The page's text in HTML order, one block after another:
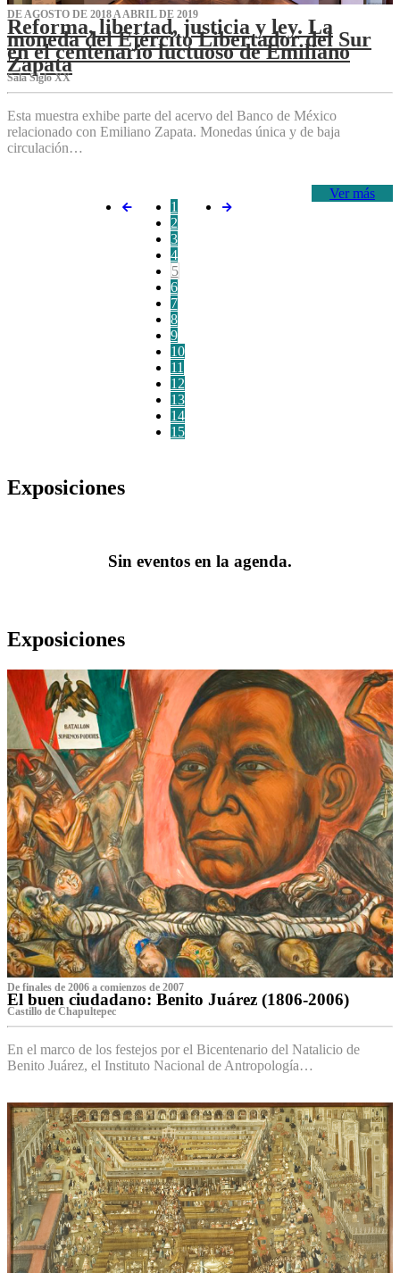
DE AGOSTO DE 2018 A ABRIL DE 2019
Reforma, libertad, justicia y ley. La
moneda del Ejército Libertador del Sur
en el centenario luctuoso de Emiliano
Zapata
Sala Siglo XX
Esta muestra exhibe parte del acervo del Banco de México
relacionado con Emiliano Zapata. Monedas única y de baja
circulación…
Ver más
1
2
3
4
5
6
7
8
9
10
11
12
13
14
15
Exposiciones
Sin eventos en la agenda.
Exposiciones
De finales de 2006 a comienzos de 2007
El buen ciudadano: Benito Juárez (1806-2006)
Castillo de Chapultepec
En el marco de los festejos por el Bicentenario del Natalicio de
Benito Juárez, el Instituto Nacional de Antropología…